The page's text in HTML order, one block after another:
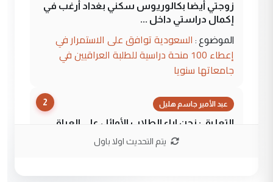
زوجتي أيضا بكالوريوس سكني بغداد أرغب في
إكمال دراستي داخل ...
الموضوع : السعودية توافق على الاستمرار في
إعطاء 100 منحة دراسية للطلبة العراقيين في
جامعاتها سنويا
2 عبد الأمير جاسم هليل
التعليق : نحن اباء الطلاب الأوائل على العراق
نتشرف بلقاء السيد احمد الصافي في العتبات
يتم التحديث اولا باول